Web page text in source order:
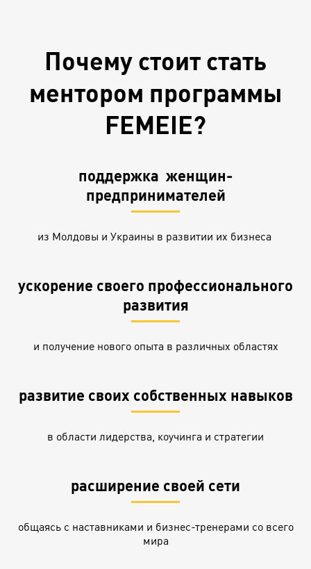
Почему стоит стать
ментором программы
FEMEIE?
поддержка женщин-
предпринимателей
из Молдовы и Украины в развитии их бизнеса
ускорение своего профессионального
развития
и получение нового опыта в различных областях
развитие своих собственных навыков
в области лидерства, коучинга и стратегии
расширение своей сети
общаясь с наставниками и бизнес-тренерами со всего
мира